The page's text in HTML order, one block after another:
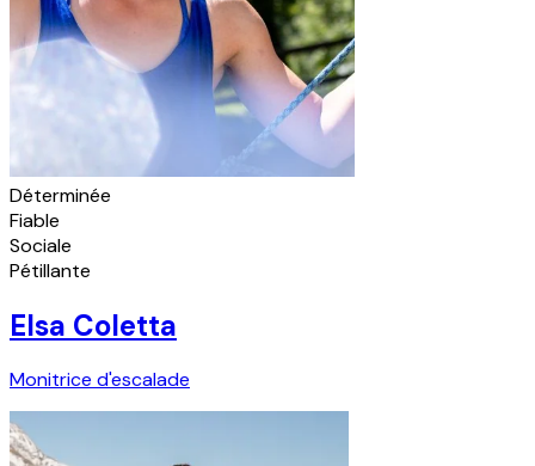
Déterminée
Fiable
Sociale
Pétillante
Elsa Coletta
Monitrice d'escalade